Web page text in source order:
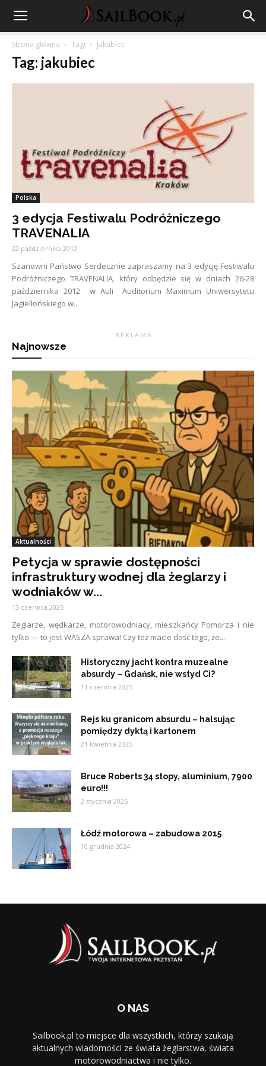
Strona główna Tagi Jakubiec
Tag: jakubiec
Polska
3 edycja Festiwalu Podróżniczego
TRAVENALIA
22 października 2012
Szanowni Państwo Serdecznie zapraszamy na 3 edycję Festiwalu
Podróżniczego TRAVENALIA, który odbędzie się w dniach 26-28
października 2012 w Auli Auditorium Maximum Uniwersytetu
Jagiellońskiego w...
R E K L A M A
Najnowsze
Aktualności
Petycja w sprawie dostępności
infrastruktury wodnej dla żeglarzy i
wodniaków w...
13 czerwca 2025
Żeglarze, wędkarze, motorowodniacy, mieszkańcy Pomorza i nie
tylko — to jest WASZA sprawa! Czy też macie dość tego, że...
Historyczny jacht kontra muzealne
absurdy – Gdańsk, nie wstyd Ci?
11 czerwca 2025
Rejs ku granicom absurdu – halsując
pomiędzy dyktą i kartonem
21 kwietnia 2025
Bruce Roberts 34 stopy, aluminium, 7900
euro!!!
2 stycznia 2025
Łódź motorowa – zabudowa 2015
10 grudnia 2024
O NAS
Sailbook.pl to miejsce dla wszystkich, którzy szukają
aktualnych wiadomości ze świata żeglarstwa, świata
motorowodniactwa i nie tylko.